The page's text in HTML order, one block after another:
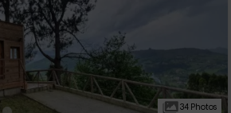
34 Photos